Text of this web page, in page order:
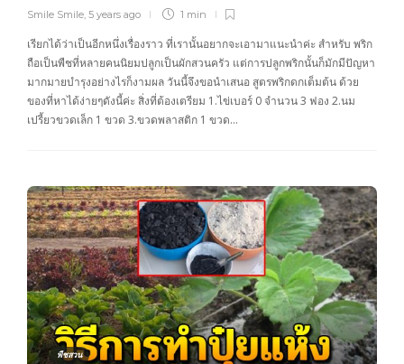
Smile Smile 5 years ago 1 min
เรียกได้ว่าเป็นอีกหนึ่งเรื่องราว ที่เรานั้นอยากจะเอามาแนะนำค่ะ สำหรับ พริก
ถือเป็นพืชที่หลายคนนิยมปลูกเป็นผักสวนครัว แต่การปลูกพริกนั้นก็มักมีปัญหา
มากมายบำรุงอย่างไรก็งามผล วันนี้จึงขอนำเสนอ สูตรพริกดกเต็มต้น ด้วย
ของที่หาได้ง่ายๆดังนี้ค่ะ สิ่งที่ต้องเตรียม 1.ไข่เบอร์ 0 จำนวน 3 ฟอง 2.นม
เปรี้ยวขวดเล็ก 1 ขวด 3.ขวดพลาสติก 1 ขวด…
พืชสวน